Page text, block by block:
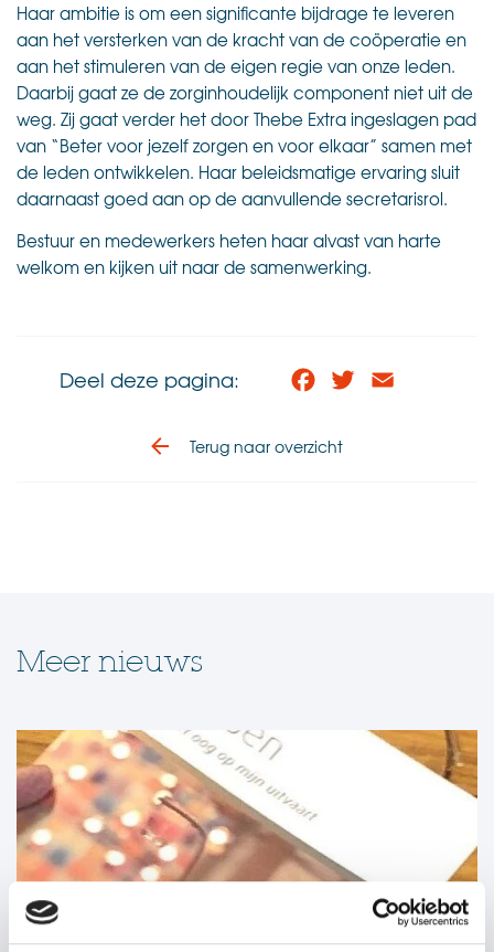
Haar ambitie is om een significante bijdrage te leveren
aan het versterken van de kracht van de coöperatie en
aan het stimuleren van de eigen regie van onze leden.
Daarbij gaat ze de zorginhoudelijk component niet uit de
weg. Zij gaat verder het door Thebe Extra ingeslagen pad
van “Beter voor jezelf zorgen en voor elkaar” samen met
de leden ontwikkelen. Haar beleidsmatige ervaring sluit
daarnaast goed aan op de aanvullende secretarisrol.
Bestuur en medewerkers heten haar alvast van harte
welkom en kijken uit naar de samenwerking.
Deel deze pagina: Facebook
Twitter
Terug naar overzicht
Meer nieuws